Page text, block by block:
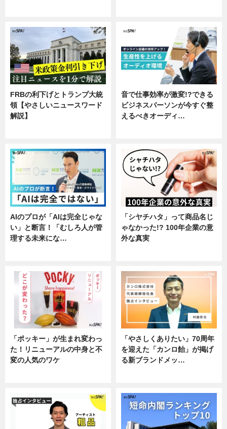
FRBの利下げとトランプ大統
領【やさしいニュースワード
解説】
音で仕事効率が激変!?できる
ビジネスパーソンが今すぐ整
えるべきオーディ…
AIのプロが「AIは完全じゃな
い」と断言！「むしろ人が管
理する未来にな…
「シヤチハタ」って商品名じ
ゃなかった!? 100年企業の意
外な真実
「ポッキー」が生まれ変わっ
た！リニューアルの中身と不
変の人気のワケ
「やさしくありたい」70周年
を迎えた「カンロ飴」が掲げ
る新ブランドメッ…